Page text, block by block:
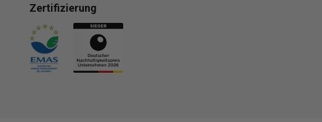
Zertifizierung
Zahlungsmethoden